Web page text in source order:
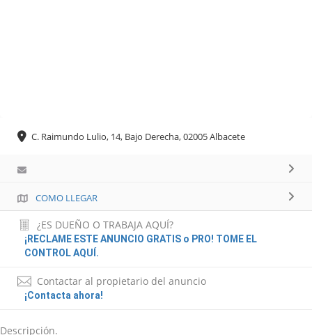
C. Raimundo Lulio, 14, Bajo Derecha, 02005 Albacete
COMO LLEGAR
¿ES DUEÑO O TRABAJA AQUÍ?
¡RECLAME ESTE ANUNCIO GRATIS o PRO! TOME EL
CONTROL AQUÍ.
Contactar al propietario del anuncio
¡Contacta ahora!
Descripción.